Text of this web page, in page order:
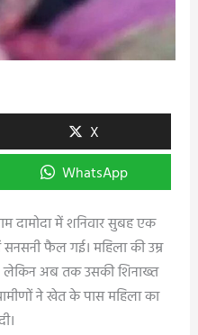
X
WhatsApp
दामोदा में शनिवार सुबह एक
फैल गई। महिला की उम्र
लेकिन अब तक उसकी शिनाख्त
ने खेत के पास महिला का